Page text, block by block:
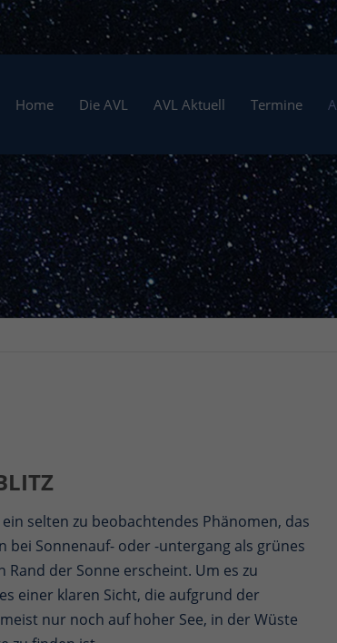
Home Die AVL AVL Aktuell Termine
selten zu beobachtendes Phänomen, das
bei Sonnenauf- oder -untergang als grünes
Rand der Sonne erscheint. Um es zu
einer klaren Sicht, die aufgrund der
nur noch auf hoher See, in der Wüste